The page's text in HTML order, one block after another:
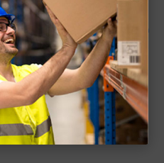
bastante mas barato que en
Pero el envío cuesta más
dentro de España.